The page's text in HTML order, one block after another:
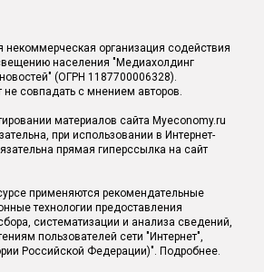
некоммерческая организация содействия
населения "Медиахолдинг
(ОГРН 1187700006328).
совпадать с мнением авторов.
материалов сайта Myeconomy.ru
при использовании в Интернет-
прямая гиперссылка на сайт
применяются рекомендательные
технологии предоставления
систематизации и анализа сведений,
пользователей сети "Интернет",
Российской Федерации)". Подробнее.